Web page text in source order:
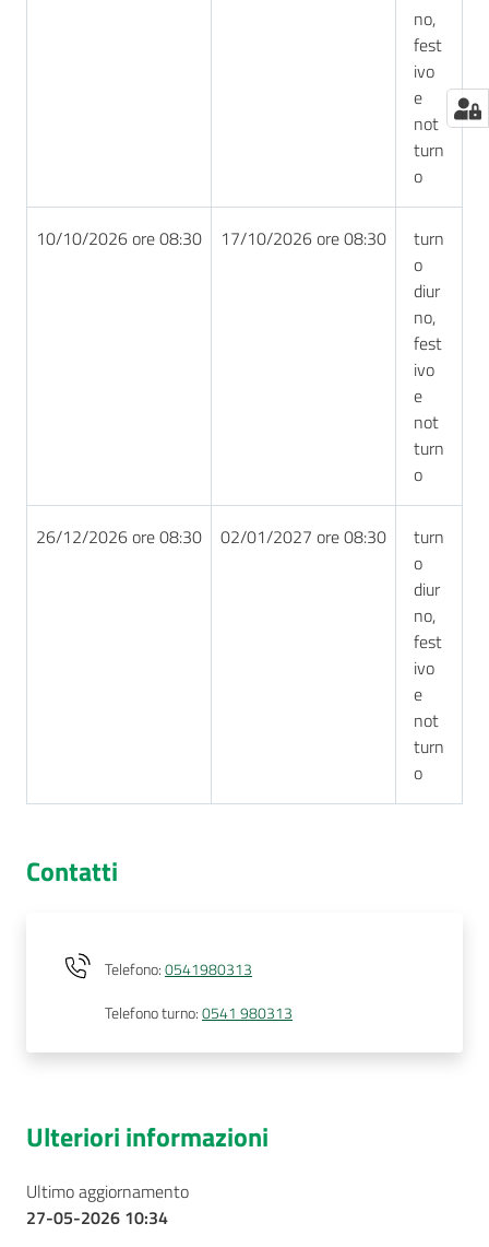
no,
fest
ivo
e
not
turn
o
10/10/2026 ore 08:30 17/10/2026 ore 08:30
turn
o
diur
no,
fest
ivo
e
not
turn
o
26/12/2026 ore 08:30 02/01/2027 ore 08:30
turn
o
diur
no,
fest
ivo
e
not
turn
o
Contatti
Telefono:0541980313
Telefono turno:0541 980313
Ulteriori informazioni
Ultimo aggiornamento
27-05-2026 10:34